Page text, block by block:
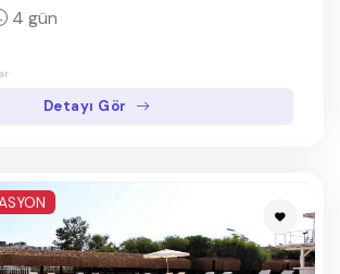
4 gün
Detayı Gör